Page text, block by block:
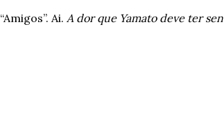
“Amigos”. Ai. A dor que Yamato deve ter